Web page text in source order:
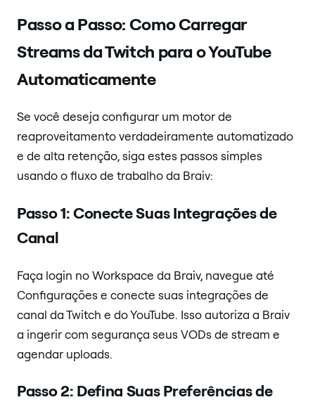
Passo a Passo: Como Carregar
Streams da Twitch para o YouTube
Automaticamente
Se você deseja configurar um motor de
reaproveitamento verdadeiramente automatizado
e de alta retenção, siga estes passos simples
usando o fluxo de trabalho da Braiv:
Passo 1: Conecte Suas Integrações de
Canal
Faça login no Workspace da Braiv, navegue até
Configurações e conecte suas integrações de
canal da Twitch e do YouTube. Isso autoriza a Braiv
a ingerir com segurança seus VODs de stream e
agendar uploads.
Passo 2: Defina Suas Preferências de